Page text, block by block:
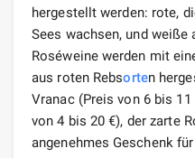
hergestellt werden: rote,
Sees wachsen, und weiße
Roséweine werden mit
aus roten Rebsorten
Vranac (Preis von 6 bis
von 4 bis 20 €), der zarte
angenehmes Geschenk